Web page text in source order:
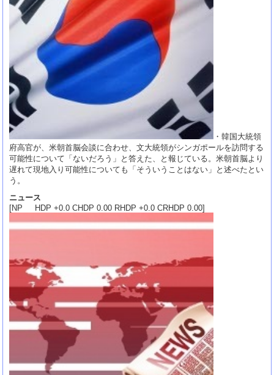
・韓国大統領
府高官が、米朝首脳会談に合わせ、文大統領がシンガポールを訪問する
可能性について「ないだろう」と答えた、と報じている。米朝首脳より
遅れて現地入り可能性についても「そういうことはない」と述べたとい
う。
ニュース
[NP HDP +0.0 CHDP 0.00 RHDP +0.0 CRHDP 0.00]